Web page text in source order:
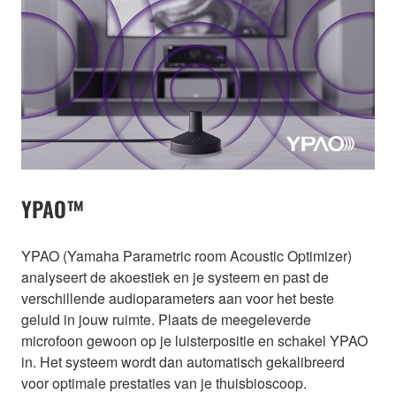
YPAO™
YPAO (Yamaha Parametric room Acoustic Optimizer)
analyseert de akoestiek en je systeem en past de
verschillende audioparameters aan voor het beste
geluid in jouw ruimte. Plaats de meegeleverde
microfoon gewoon op je luisterpositie en schakel YPAO
in. Het systeem wordt dan automatisch gekalibreerd
voor optimale prestaties van je thuisbioscoop.